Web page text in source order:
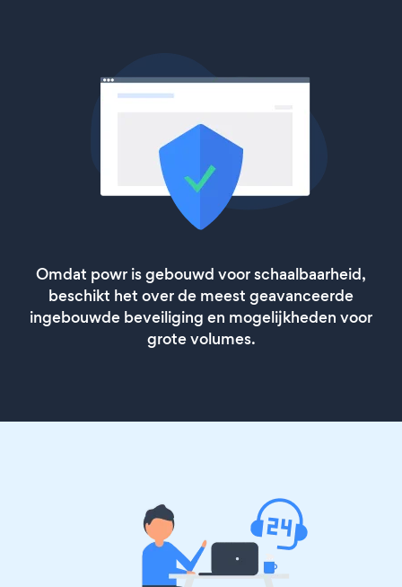
Omdat powr is gebouwd voor schaalbaarheid,
beschikt het over de meest geavanceerde
ingebouwde beveiliging en mogelijkheden voor
grote volumes.